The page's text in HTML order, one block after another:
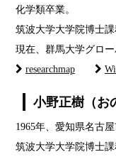
化学類卒業。
筑波大学大学院博士
現在、群馬大学グロ
researchmap
小野正樹（お
1965年、愛知県名古
筑波大学大学院博士